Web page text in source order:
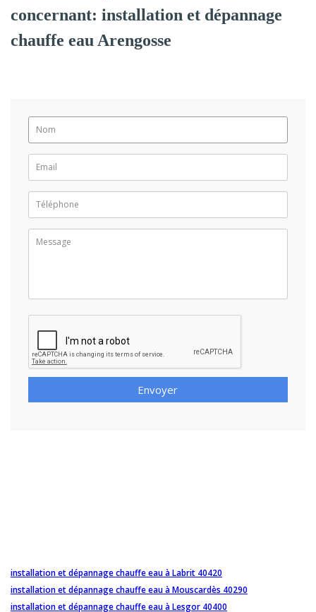
concernant: installation et dépannage
chauffe eau Arengosse
Envoyer
installation et dépannage chauffe eau à Labrit 40420
installation et dépannage chauffe eau à Mouscardès 40290
installation et dépannage chauffe eau à Lesgor 40400